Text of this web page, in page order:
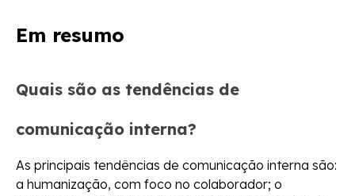
Em resumo
Quais são as tendências de
comunicação interna?
As principais tendências de comunicação interna são:
a humanização, com foco no colaborador; o